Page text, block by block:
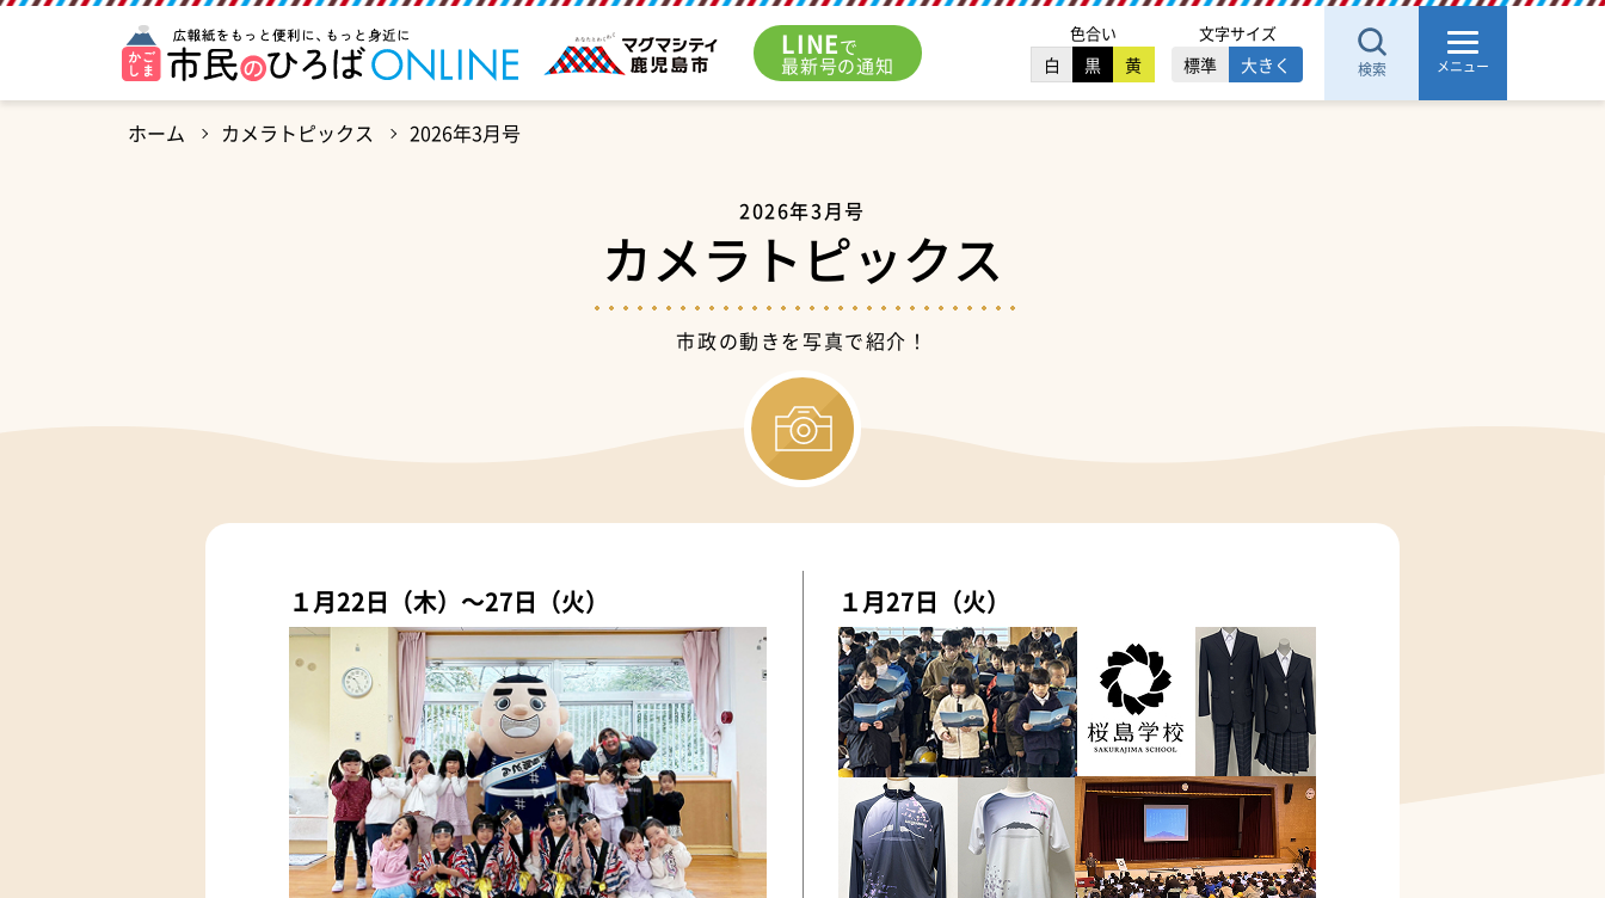
LINEで
最新号の通知
色合い
白 黒 黄
文字サイズ
標準 大きく 検索 メニュー
ホーム カメラトピックス 2026年3月号
2026年3月号
カメラトピックス
市政の動きを写真で紹介！
１月22日（木）～27日（火） １月27日（火）